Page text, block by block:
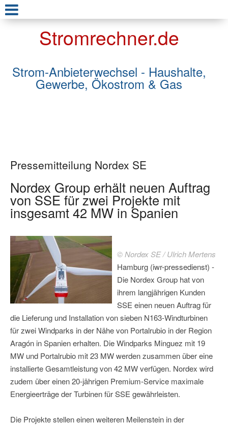
Stromrechner.de
Strom-Anbieterwechsel - Haushalte,
Gewerbe, Ökostrom & Gas
Pressemitteilung Nordex SE
Nordex Group erhält neuen Auftrag
von SSE für zwei Projekte mit
insgesamt 42 MW in Spanien
© Nordex SE / Ulrich Mertens
Hamburg (iwr-pressedienst) -
Die Nordex Group hat von
ihrem langjährigen Kunden
SSE einen neuen Auftrag für
die Lieferung und Installation von sieben N163-Windturbinen
für zwei Windparks in der Nähe von Portalrubio in der Region
Aragón in Spanien erhalten. Die Windparks Minguez mit 19
MW und Portalrubio mit 23 MW werden zusammen über eine
installierte Gesamtleistung von 42 MW verfügen. Nordex wird
zudem über einen 20-jährigen Premium-Service maximale
Energieerträge der Turbinen für SSE gewährleisten.
Die Projekte stellen einen weiteren Meilenstein in der